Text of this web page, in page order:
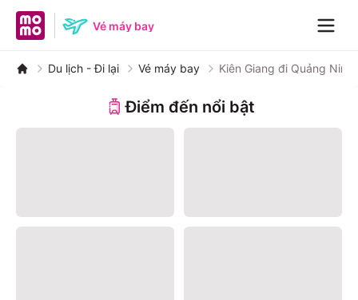
MoMo home pageVé máy bay
Du lịch - Đi lại Vé máy bay Kiên Giang đi Quảng Ninh
Điểm đến nổi bật